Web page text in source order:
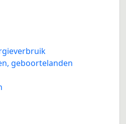
geboortelanden